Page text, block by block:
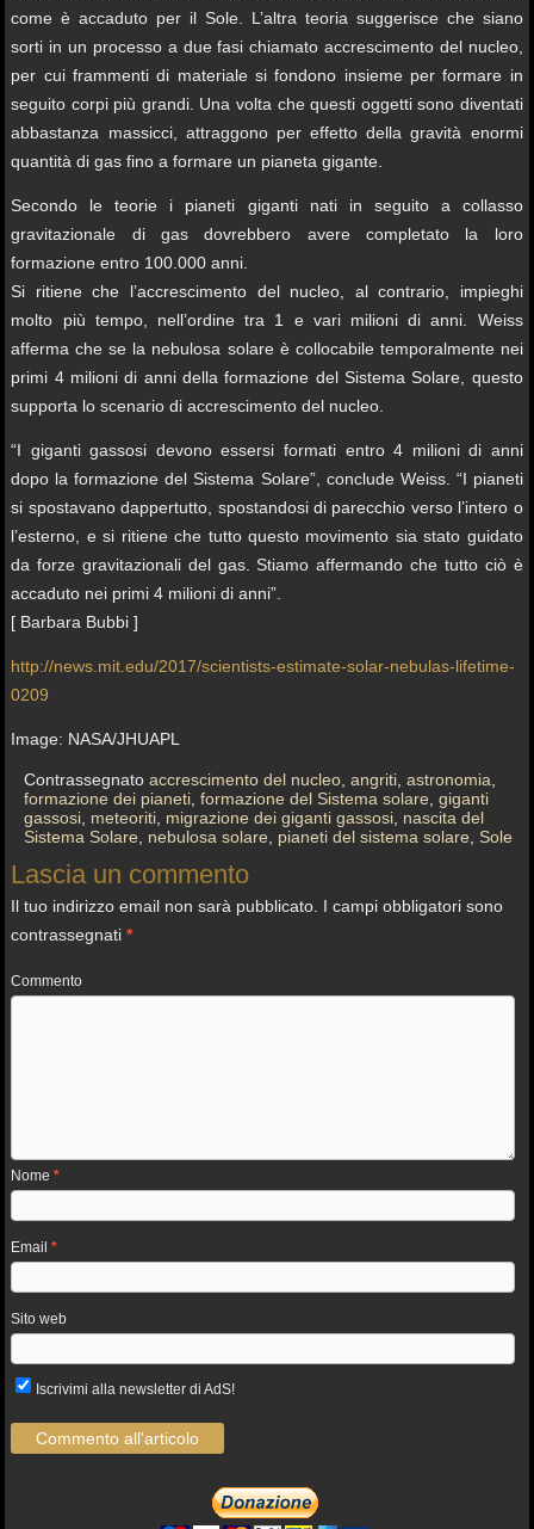
come è accaduto per il Sole. L’altra teoria suggerisce che siano
sorti in un processo a due fasi chiamato accrescimento del nucleo,
per cui frammenti di materiale si fondono insieme per formare in
seguito corpi più grandi. Una volta che questi oggetti sono diventati
abbastanza massicci, attraggono per effetto della gravità enormi
quantità di gas fino a formare un pianeta gigante.
Secondo le teorie i pianeti giganti nati in seguito a collasso
gravitazionale di gas dovrebbero avere completato la loro
formazione entro 100.000 anni.
Si ritiene che l’accrescimento del nucleo, al contrario, impieghi
molto più tempo, nell’ordine tra 1 e vari milioni di anni. Weiss
afferma che se la nebulosa solare è collocabile temporalmente nei
primi 4 milioni di anni della formazione del Sistema Solare, questo
supporta lo scenario di accrescimento del nucleo.
“I giganti gassosi devono essersi formati entro 4 milioni di anni
dopo la formazione del Sistema Solare”, conclude Weiss. “I pianeti
si spostavano dappertutto, spostandosi di parecchio verso l’intero o
l’esterno, e si ritiene che tutto questo movimento sia stato guidato
da forze gravitazionali del gas. Stiamo affermando che tutto ciò è
accaduto nei primi 4 milioni di anni”.
[ Barbara Bubbi ]
http://news.mit.edu/2017/scientists-estimate-solar-nebulas-lifetime-
0209
Image: NASA/JHUAPL
Contrassegnato accrescimento del nucleo ,angriti ,astronomia
formazione dei pianeti ,formazione del Sistema solare ,giganti
gassosi meteoriti migrazione dei giganti gassosi nascita del
Sistema Solare
nebulosa solare pianeti del sistema solare Sole
Lascia un commento
Il tuo indirizzo email non sarà pubblicato. I campi obbligatori sono
contrassegnati*
Commento
Nome*
Email*
Sito web
Iscrivimi alla newsletter di AdS!